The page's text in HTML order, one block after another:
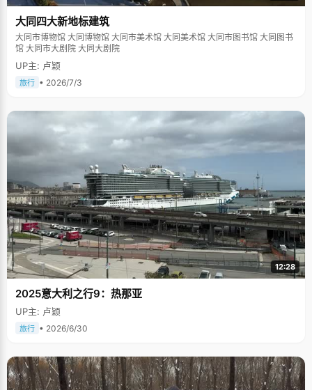
大同四大新地标建筑
大同市博物馆 大同博物馆 大同市美术馆 大同美术馆 大同市图书馆 大同图书
馆 大同市大剧院 大同大剧院
UP主: 卢颖
旅行 • 2026/7/3
12:28
2025意大利之行9：热那亚
UP主: 卢颖
旅行 • 2026/6/30